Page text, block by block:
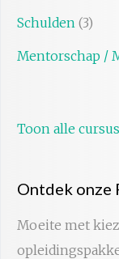
Schulden (3)
Mentorschap /
Toon alle
Ontdek onze
Moeite met